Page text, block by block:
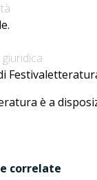
è a
correlate